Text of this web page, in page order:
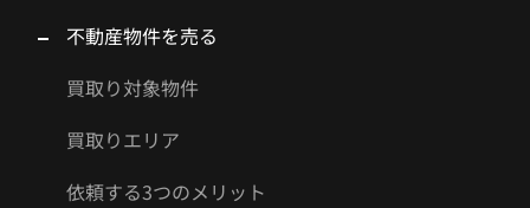
不動産物件を売る
買取り対象物件
買取りエリア
依頼する3つのメリット